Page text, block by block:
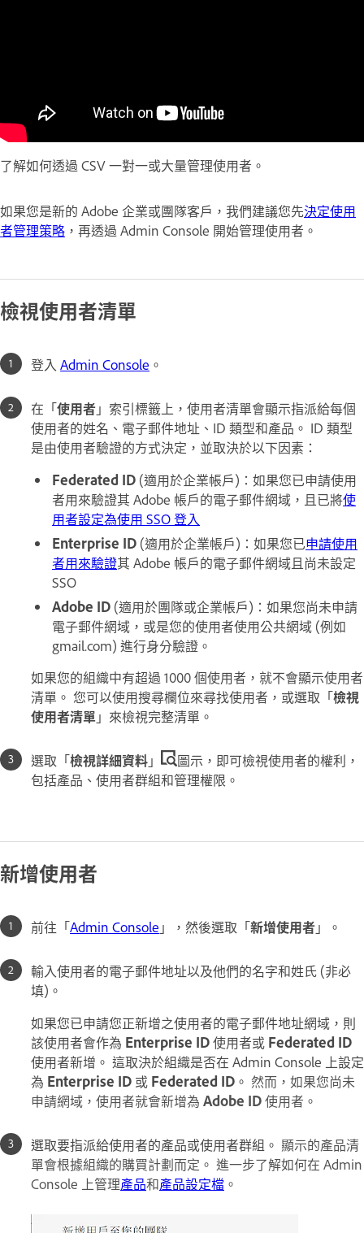
了解如何透過 CSV 一對一或大量管理使用者。
如果您是新的 Adobe 企業或團隊客戶，我們建議您先決定使用
者管理策略 ，再透過 Admin Console 開始管理使用者。
檢視使用者清單
登入 Admin Console 。
在「使用者」索引標籤上，使用者清單會顯示指派給每個
使用者的姓名、電子郵件地址、ID 類型和產品。 ID 類型
是由使用者驗證的方式決定，並取決於以下因素：
Federated ID (適用於企業帳戶)：如果您已申請使用
者用來驗證其 Adobe 帳戶的電子郵件網域，且已將使
用者設定為使用 SSO 登入
Enterprise ID (適用於企業帳戶)：如果您已申請使用
者用來驗證其 Adobe 帳戶的電子郵件網域且尚未設定
SSO
Adobe ID (適用於團隊或企業帳戶)：如果您尚未申請
電子郵件網域，或是您的使用者使用公共網域 (例如
gmail.com) 進行身分驗證。
如果您的組織中有超過 1000 個使用者，就不會顯示使用者
清單。 您可以使用搜尋欄位來尋找使用者，或選取「檢視
使用者清單」來檢視完整清單。
選取「檢視詳細資料」
圖示，即可檢視使用者的權利，
包括產品、使用者群組和管理權限。
新增使用者
前往「Admin Console 」，然後選取「新增使用者」。
輸入使用者的電子郵件地址以及他們的名字和姓氏 (非必
填)。
如果您已申請您正新增之使用者的電子郵件地址網域，則
該使用者會作為 Enterprise ID使用者或 Federated ID
使用者新增。 這取決於組織是否在 Admin Console 上設定
為 Enterprise ID 或 Federated ID 。 然而，如果您尚未
申請網域，使用者就會新增為 Adobe ID使用者。
選取要指派給使用者的產品或使用者群組。 顯示的產品清
單會根據組織的購買計劃而定。 進一步了解如何在 Admin
Console 上管理產品和產品設定檔 。